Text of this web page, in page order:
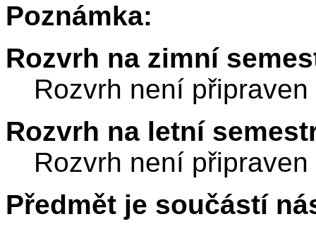
Poznámka:
Rozvrh na zimní
Rozvrh není připraven
Rozvrh na letní
Rozvrh není připraven
Předmět je součástí